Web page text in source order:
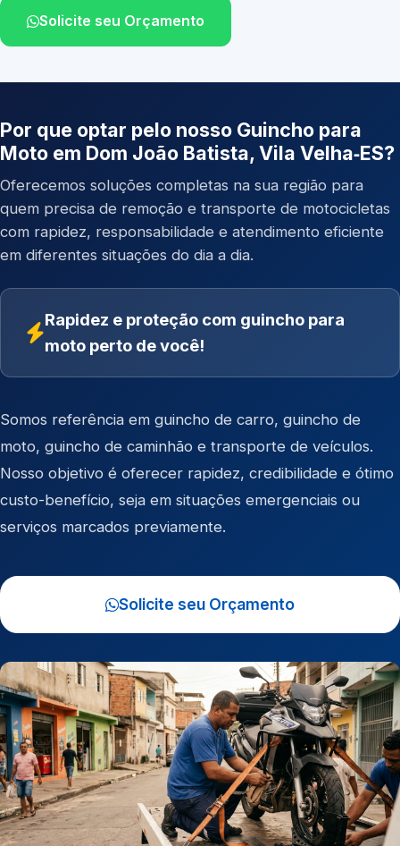
Solicite seu Orçamento
Por que optar pelo nosso Guincho para
Moto em Dom João Batista, Vila Velha‑ES?
Oferecemos soluções completas na sua região para
quem precisa de remoção e transporte de motocicletas
com rapidez, responsabilidade e atendimento eficiente
em diferentes situações do dia a dia.
Rapidez e proteção com guincho para
moto perto de você!
Somos referência em guincho de carro, guincho de
moto, guincho de caminhão e transporte de veículos.
Nosso objetivo é oferecer rapidez, credibilidade e ótimo
custo-benefício, seja em situações emergenciais ou
serviços marcados previamente.
Solicite seu Orçamento